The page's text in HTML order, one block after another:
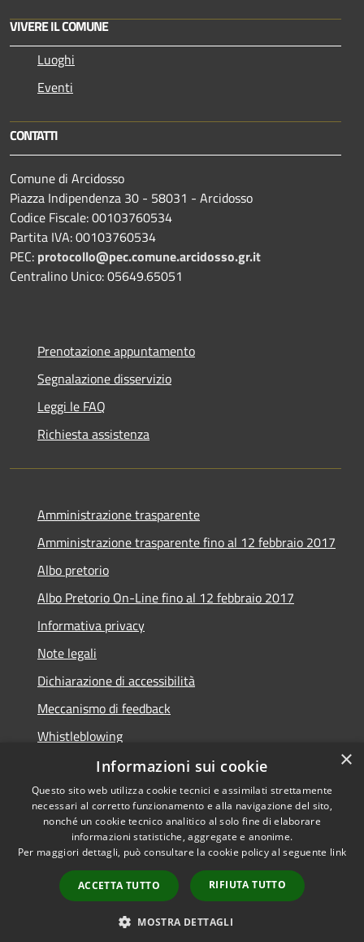
VIVERE IL COMUNE
Luoghi
Eventi
CONTATTI
Comune di Arcidosso
Piazza Indipendenza 30 - 58031 - Arcidosso
Codice Fiscale: 00103760534
Partita IVA: 00103760534
PEC: protocollo@pec.comune.arcidosso.gr.it
Centralino Unico: 05649.65051
Prenotazione appuntamento
Segnalazione disservizio
Leggi le FAQ
Richiesta assistenza
Amministrazione trasparente
Amministrazione trasparente fino al 12 febbraio 2017
Albo pretorio
Albo Pretorio On-Line fino al 12 febbraio 2017
Informativa privacy
Note legali
Dichiarazione di accessibilità
Meccanismo di feedback
Whistleblowing
Accessibilità
Privacy
Mappa del sito
Versione precedente
Copyright © 2026 • Comune di
Arcidosso • Powered by
Municipium•Accesso
redazione
×
Informazioni sui cookie
Questo sito web utilizza cookie tecnici e assimilati strettamente
necessari al corretto funzionamento e alla navigazione del sito,
nonché un cookie tecnico analitico al solo fine di elaborare
informazioni statistiche, aggregate e anonime.
Per maggiori dettagli, può consultare la cookie policy al seguente link
ACCETTA TUTTO RIFIUTA TUTTO
MOSTRA DETTAGLI